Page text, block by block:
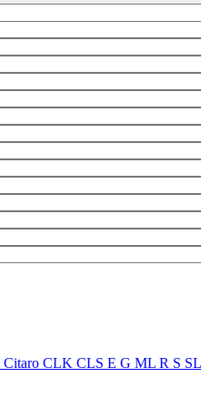
Citaro CLK CLS E G ML R S SL